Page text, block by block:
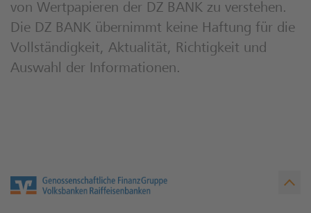
von Wertpapieren der DZ BANK zu verstehen.
Die DZ BANK übernimmt keine Haftung für die
Vollständigkeit, Aktualität, Richtigkeit und
Auswahl der Informationen.